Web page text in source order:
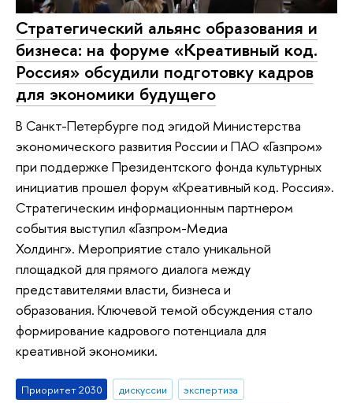
Стратегический альянс образования и
бизнеса: на форуме «Креативный код.
Россия» обсудили подготовку кадров
для экономики будущего
В Санкт-Петербурге под эгидой Министерства
экономического развития России и ПАО «Газпром»
при поддержке Президентского фонда культурных
инициатив прошел форум «Креативный код. Россия».
Стратегическим информационным партнером
события выступил «Газпром-Медиа
Холдинг». Мероприятие стало уникальной
площадкой для прямого диалога между
представителями власти, бизнеса и
образования. Ключевой темой обсуждения стало
формирование кадрового потенциала для
креативной экономики.
Приоритет 2030 дискуссии
экспертиза